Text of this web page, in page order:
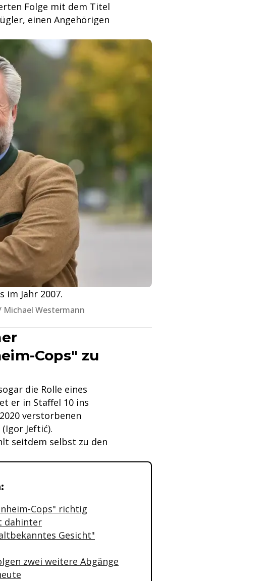
Folge mit dem Titel
einen Angehörigen
im Jahr 2007.
Michael Westermann
Cops" zu
die Rolle eines
er in Staffel 10 ins
verstorbenen
Jeftić).
seitdem selbst zu den
Cops" richtig
dahinter
Gesicht"
zwei weitere Abgänge